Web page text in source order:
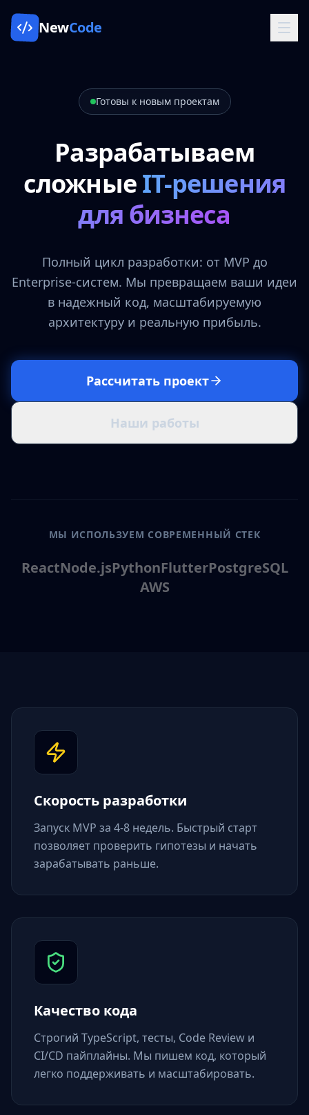
NewCode
Готовы к новым проектам
Разрабатываем
сложныеIT-решения
для бизнеса
Полный цикл разработки: от MVP до
Enterprise-систем. Мы превращаем ваши идеи
в надежный код, масштабируемую
архитектуру и реальную прибыль.
Рассчитать проект
Наши работы
МЫ ИСПОЛЬЗУЕМ СОВРЕМЕННЫЙ СТЕК
ReactNode.jsPythonFlutterPostgreSQL
AWS
Скорость разработки
Запуск MVP за 4-8 недель. Быстрый старт
позволяет проверить гипотезы и начать
зарабатывать раньше.
Качество кода
Строгий TypeScript, тесты, Code Review и
CI/CD пайплайны. Мы пишем код, который
легко поддерживать и масштабировать.